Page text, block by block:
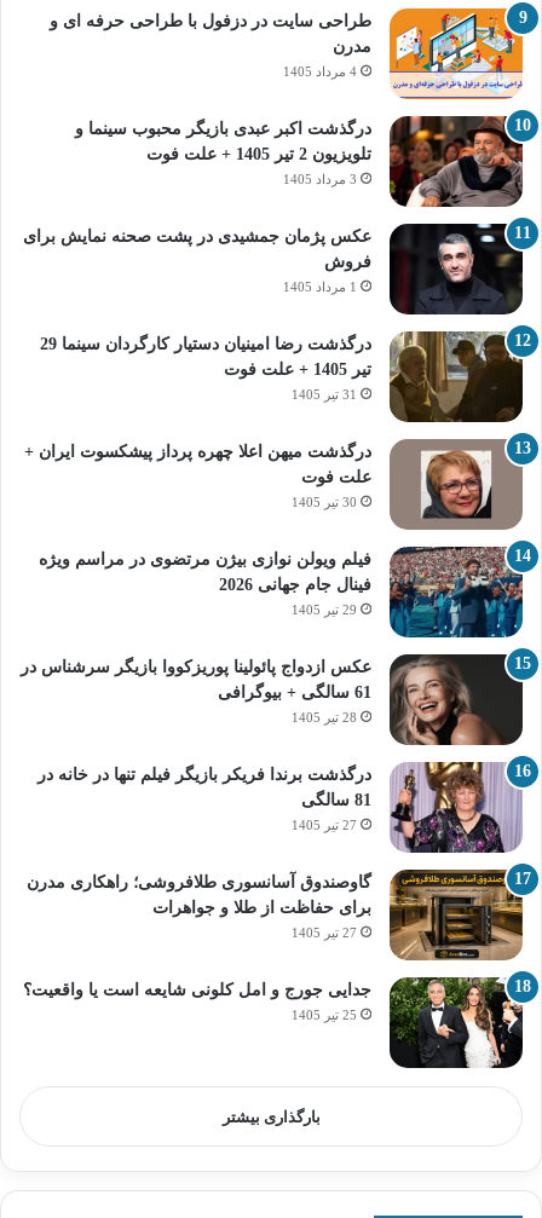
طراحی سایت در دزفول با طراحی حرفه‌ ای و
مدرن
4 مرداد 1405
درگذشت اکبر عبدی بازیگر محبوب سینما و
تلویزیون 2 تیر 1405 + علت فوت
3 مرداد 1405
عکس پژمان جمشیدی در پشت صحنه نمایش برای
فروش
1 مرداد 1405
درگذشت رضا امینیان دستیار کارگردان سینما 29
تیر 1405 + علت فوت
31 تیر 1405
درگذشت میهن اعلا چهره پرداز پیشکسوت ایران +
علت فوت
30 تیر 1405
فیلم ویولن نوازی بیژن مرتضوی در مراسم ویژه
فینال جام جهانی 2026
29 تیر 1405
عکس ازدواج پائولینا پوریزکووا بازیگر سرشناس در
61 سالگی + بیوگرافی
28 تیر 1405
درگذشت برندا فریکر بازیگر فیلم تنها در خانه در
81 سالگی
27 تیر 1405
گاوصندوق آسانسوری طلافروشی؛ راهکاری مدرن
برای حفاظت از طلا و جواهرات
27 تیر 1405
جدایی جورج و امل کلونی شایعه است یا واقعیت؟
25 تیر 1405
بارگذاری بیشتر